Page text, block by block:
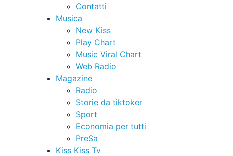
Contatti
Musica
New Kiss
Play Chart
Music Viral Chart
Web Radio
Magazine
Radio
Storie da tiktoker
Sport
Economia per tutti
PreSa
Kiss Kiss Tv